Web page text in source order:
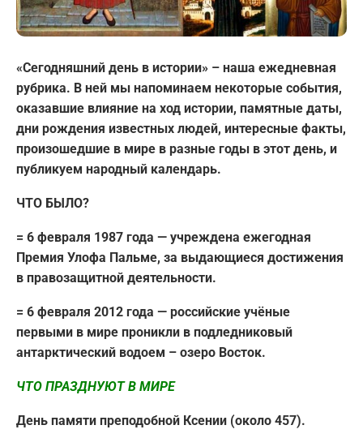
«Сегодняшний день в истории» – наша ежедневная
рубрика. В ней мы напоминаем некоторые события,
оказавшие влияние на ход истории, памятные даты,
дни рождения известных людей, интересные факты,
произошедшие в мире в разные годы в этот день, и
публикуем народный календарь.
ЧТО БЫЛО?
= 6 февраля 1987 года — учреждена ежегодная
Премия Улофа Пальме, за выдающиеся достижения
в правозащитной деятельности.
= 6 февраля 2012 года — российские учёные
первыми в мире проникли в подледниковый
антарктический водоем – озеро Восток.
ЧТО ПРАЗДНУЮТ В МИРЕ
День памяти преподобной Ксении (около 457).